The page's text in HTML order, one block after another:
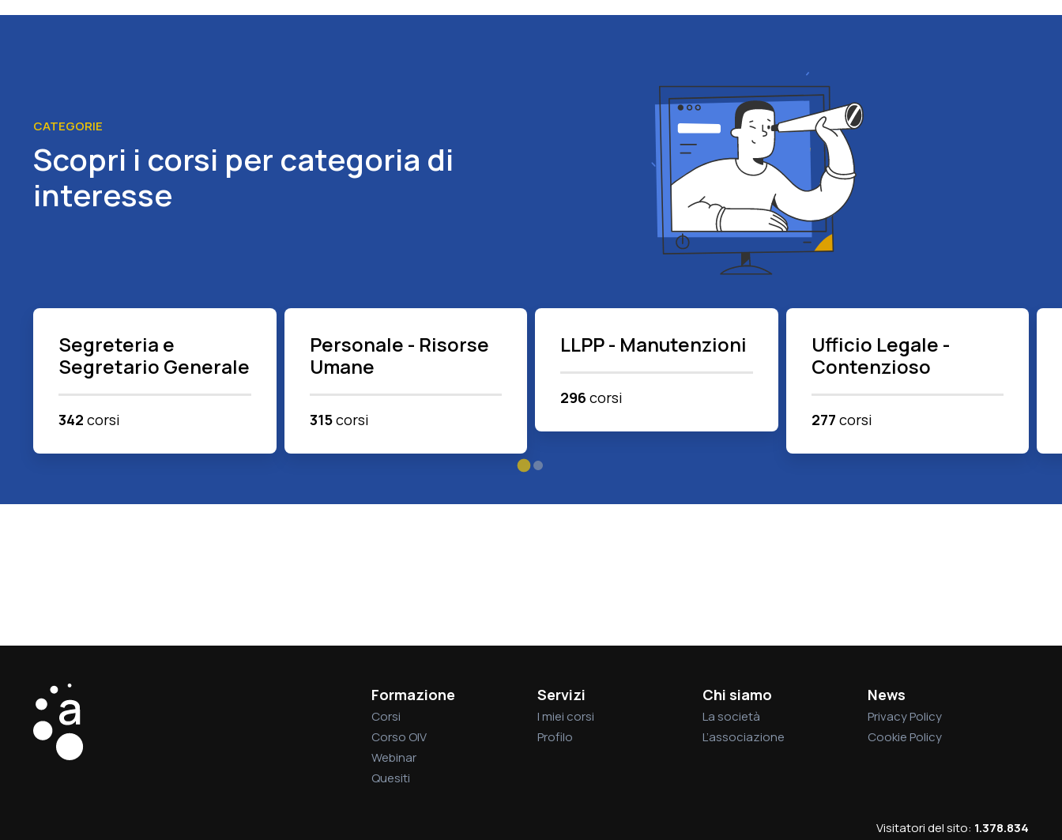
CATEGORIE
Scopri i corsi per categoria di
interesse
Segreteria e
Segretario Generale
342 corsi
Personale - Risorse
Umane
315corsi
LLPP - Manutenzioni
296 corsi
Ufficio Legale -
Contenzioso
277 corsi
Formazione
Corsi
Corso OIV
Webinar
Quesiti
Servizi
I miei corsi
Profilo
Chi siamo
La società
L’associazione
News
Privacy Policy
Cookie Policy
Visitatori del sito: 1.378.834